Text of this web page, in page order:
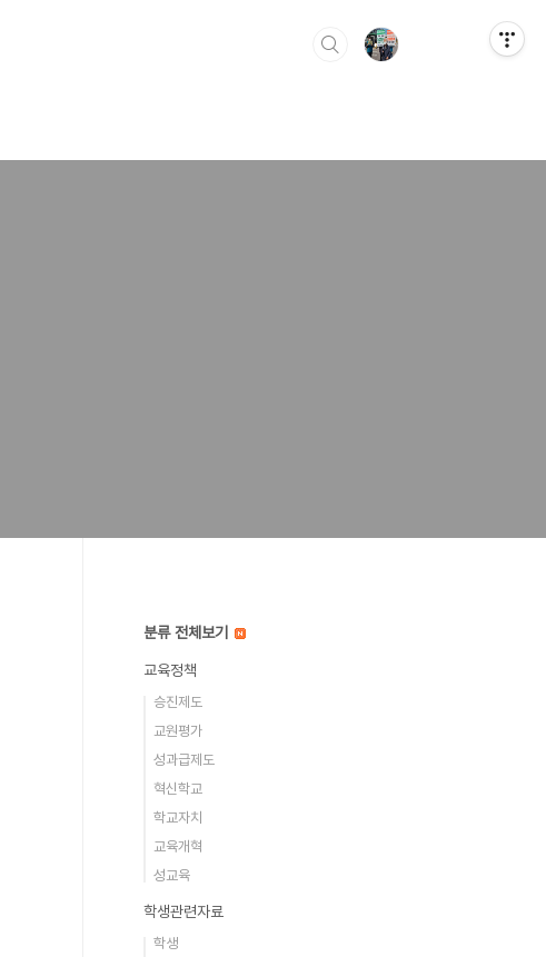
분류 전체보기
교육정책
승진제도
교원평가
성과급제도
혁신학교
학교자치
교육개혁
성교육
학생관련자료
학생